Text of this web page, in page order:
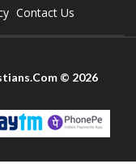
Contact Us
© 2026